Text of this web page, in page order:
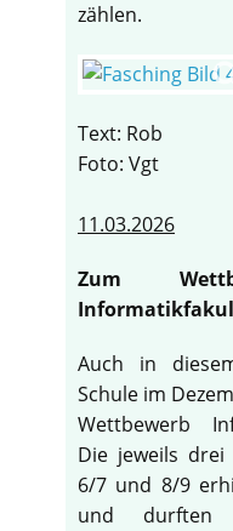
zählen.
Text: Rob
Foto: Vgt
11.03.2026
Zum
Auch in
Schule im
Wettbewerb
Die jeweils drei
6/7 und 8/9
und durften